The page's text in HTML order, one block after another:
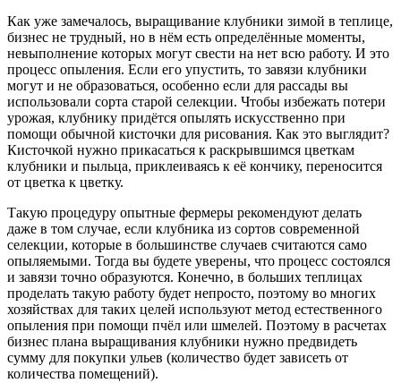
Как уже замечалось, выращивание клубники зимой в теплице,
бизнес не трудный, но в нём есть определённые моменты,
невыполнение которых могут свести на нет всю работу. И это
процесс опыления. Если его упустить, то завязи клубники
могут и не образоваться, особенно если для рассады вы
использовали сорта старой селекции. Чтобы избежать потери
урожая, клубнику придётся опылять искусственно при
помощи обычной кисточки для рисования. Как это выглядит?
Кисточкой нужно прикасаться к раскрывшимся цветкам
клубники и пыльца, приклеиваясь к её кончику, переносится
от цветка к цветку.
Такую процедуру опытные фермеры рекомендуют делать
даже в том случае, если клубника из сортов современной
селекции, которые в большинстве случаев считаются само
опыляемыми. Тогда вы будете уверены, что процесс состоялся
и завязи точно образуются. Конечно, в больших теплицах
проделать такую работу будет непросто, поэтому во многих
хозяйствах для таких целей используют метод естественного
опыления при помощи пчёл или шмелей. Поэтому в расчетах
бизнес плана выращивания клубники нужно предвидеть
сумму для покупки ульев (количество будет зависеть от
количества помещений).